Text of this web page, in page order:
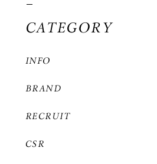
CATEGORY
INFO
BRAND
RECRUIT
CSR